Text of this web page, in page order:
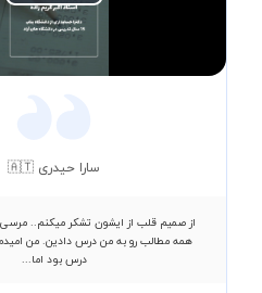
سارا حیدری 🇦🇹
از صمیم قلب از ایشون تشکر میکنم..
همه مطالب رو به من درس دادین. من
درس بود اما...